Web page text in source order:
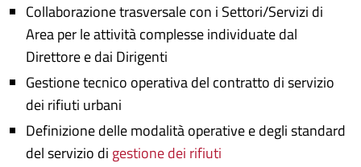
Collaborazione trasversale con i Settori/Servizi di
Area per le attività complesse individuate dal
Direttore e dai Dirigenti
Gestione tecnico operativa del contratto di servizio
dei rifiuti urbani
Definizione delle modalità operative e degli standard
del servizio di gestione dei rifiuti